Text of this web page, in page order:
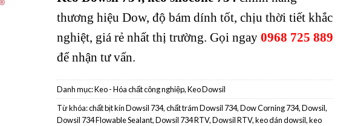
thương hiệu Dow, độ bám dính tốt, chịu thời tiết khắc
nghiệt, giá rẻ nhất thị trường. Gọi ngay0968 725 889
để nhận tư vấn.
Danh mục:Keo - Hóa chất công nghiệp,Keo Dowsil
Từ khóa:chất bịt kín Dowsil 734,chất trám Dowsil 734,Dow Corning 734,Dowsil,
Dowsil 734 Flowable Sealant,Dowsil 734 RTV,Dowsil RTV,keo dán dowsil,keo